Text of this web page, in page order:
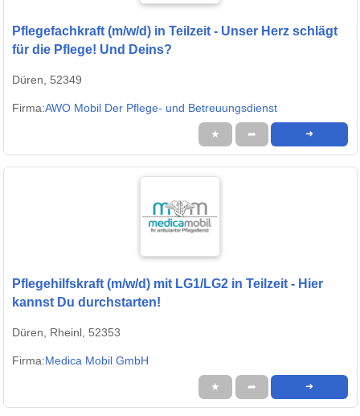
Pflegefachkraft (m/w/d) in Teilzeit - Unser Herz schlägt
für die Pflege! Und Deins?
Düren, 52349
Firma:AWO Mobil Der Pflege- und Betreuungsdienst
★ ➦ ➜
Pflegehilfskraft (m/w/d) mit LG1/LG2 in Teilzeit - Hier
kannst Du durchstarten!
Düren, Rheinl, 52353
Firma:Medica Mobil GmbH
★ ➦ ➜